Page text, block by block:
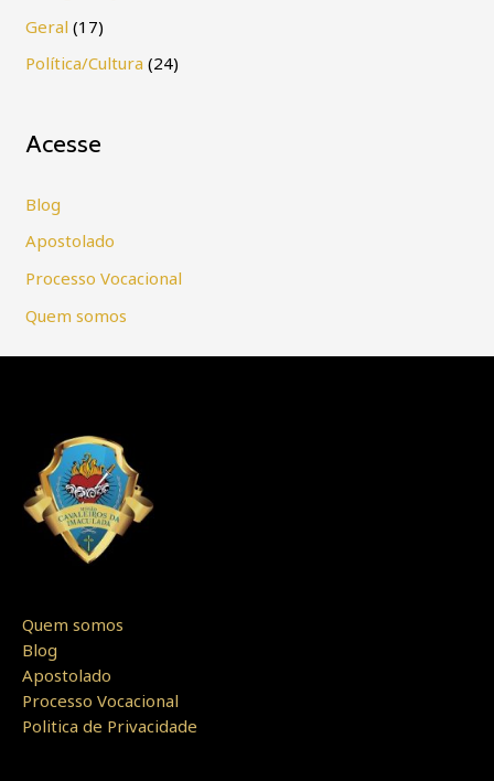
Geral (17)
Política/Cultura (24)
Acesse
Blog
Apostolado
Processo Vocacional
Quem somos
Quem somos
Blog
Apostolado
Processo Vocacional
Politica de Privacidade